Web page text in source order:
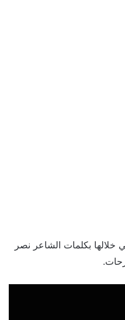
خلالها بكلمات الشاعر نصر